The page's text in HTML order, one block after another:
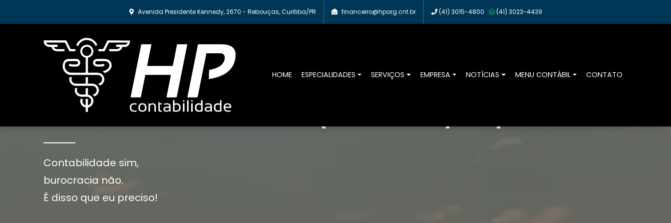
Avenida Presidente Kennedy, 2670 - Rebouças, Curitiba/PR financeiro@hporg.cnt.br (41) 3015-4800 (41) 3023-4439
HOME ESPECIALIDADES SERVIÇOS EMPRESA NOTÍCIAS MENU CONTÁBIL CONTATO
Tenha a contabilidade da sua empresa cuidada por especialistas.
Contabilidade sim,
burocracia não.
É disso que eu preciso!